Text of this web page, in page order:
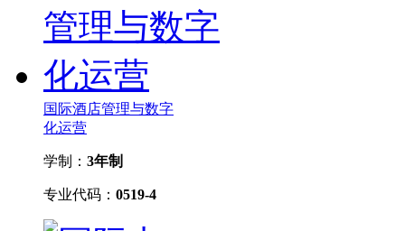
国际酒店管理与数字
化运营
学制： 3年制
专业代码： 0519-4